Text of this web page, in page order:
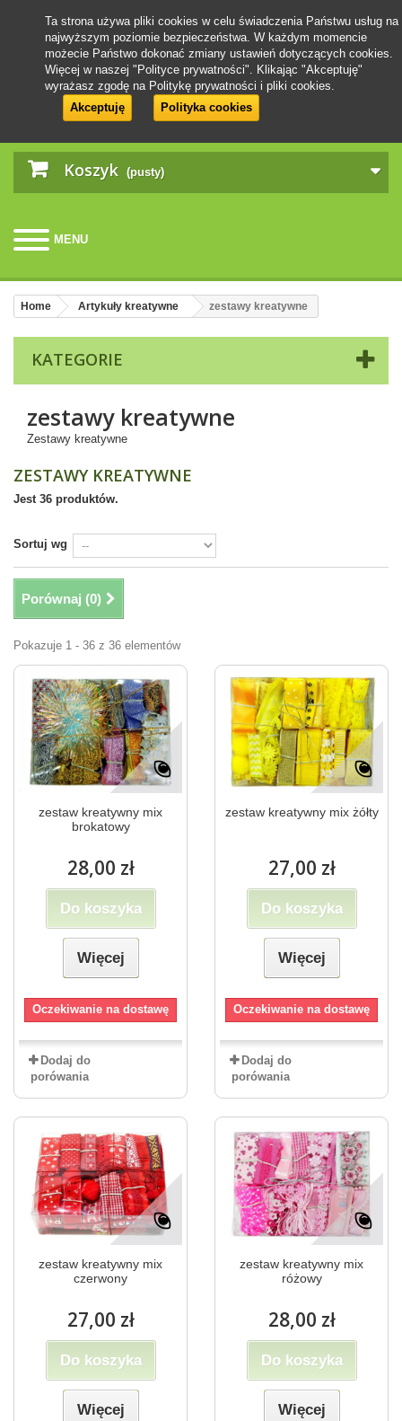
Koszyk (pusty)
MENU
Ta strona używa pliki cookies w celu świadczenia Państwu usług na
najwyższym poziomie bezpieczeństwa. W każdym momencie
możecie Państwo dokonać zmiany ustawień dotyczących cookies.
Więcej w naszej "Polityce prywatności". Klikając "Akceptuję"
wyrażasz zgodę na Politykę prywatności i pliki cookies.
Akceptuję
Polityka cookies
Home Artykuły kreatywne zestawy kreatywne
KATEGORIE
zestawy kreatywne
Zestawy kreatywne
ZESTAWY KREATYWNE
Jest 36 produktów.
Sortuj wg
Porównaj (0)
Pokazuje 1 - 36 z 36 elementów
zestaw kreatywny mix
brokatowy
28,00 zł
Do koszyka
Więcej
Oczekiwanie na dostawę
Dodaj do
porówania
zestaw kreatywny mix żółty
27,00 zł
Do koszyka
Więcej
Oczekiwanie na dostawę
Dodaj do
porówania
zestaw kreatywny mix
czerwony
27,00 zł
Do koszyka
Więcej
zestaw kreatywny mix
różowy
28,00 zł
Do koszyka
Więcej